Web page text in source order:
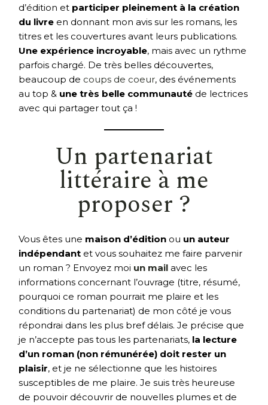
d’édition et participer pleinement à la création
du livre en donnant mon avis sur les romans, les
titres et les couvertures avant leurs publications.
Une expérience incroyable, mais avec un rythme
parfois chargé. De très belles découvertes,
beaucoup de coups de coeur, des événements
au top & une très belle communauté de lectrices
avec qui partager tout ça !
Un partenariat
littéraire à me
proposer ?
Vous êtes une maison d’édition ou un auteur
indépendant et vous souhaitez me faire parvenir
un roman ? Envoyez moi un mail avec les
informations concernant l’ouvrage (titre, résumé,
pourquoi ce roman pourrait me plaire et les
conditions du partenariat) de mon côté je vous
répondrai dans les plus bref délais. Je précise que
je n’accepte pas tous les partenariats, la lecture
d’un roman (non rémunérée) doit rester un
plaisir, et je ne sélectionne que les histoires
susceptibles de me plaire. Je suis très heureuse
de pouvoir découvrir de nouvelles plumes et de